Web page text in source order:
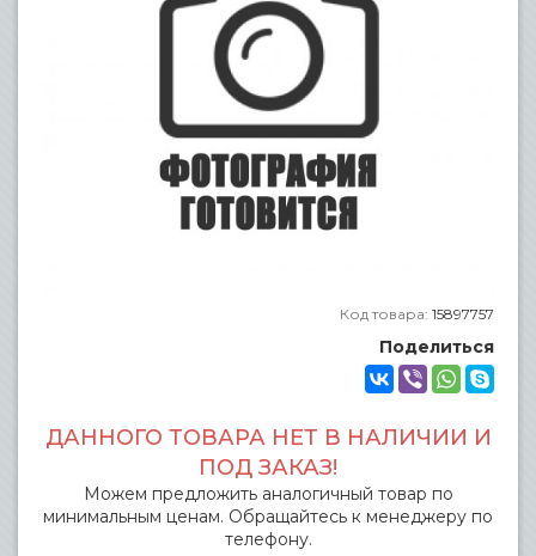
Код товара: 15897757
Поделиться
ДАННОГО ТОВАРА НЕТ В НАЛИЧИИ И
ПОД ЗАКАЗ!
Можем предложить аналогичный товар по
минимальным ценам. Обращайтесь к менеджеру по
телефону.